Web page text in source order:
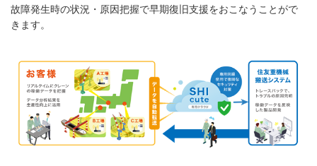
故障発生時の状況・原因把握で早期復旧支援をおこなうことがで
きます。